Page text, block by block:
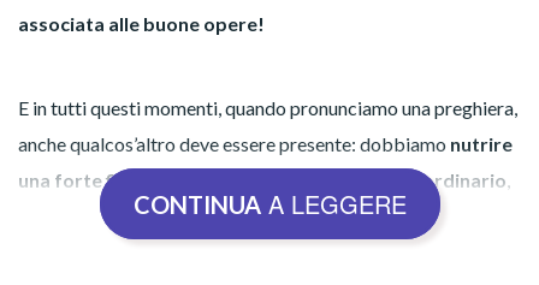
associata alle buone opere!
E in tutti questi momenti, quando pronunciamo una preghiera,
anche qualcos’altro deve essere presente: dobbiamo nutrire
una forte fiducia in Gesù e nel Suo potere straordinario,
ovvero nel sostegno celeste, nella Giustizia Divina, nell’Amore
CONTINUAA LEGGERE